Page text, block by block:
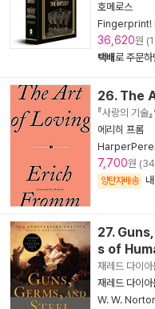
호메로스
Fingerprint!
36,620원
택배로 주문하
26. The
『사랑의 기술
에리히 프롬
7,700원
양탄자배송
27.
s of
재레드 다이
재레드 다이아
W. W.